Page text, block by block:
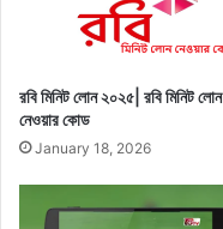
রবি মিনিট লোন ২০২৫| রবি মিনিট লোন
নেওয়ার কোড
January 18, 2026